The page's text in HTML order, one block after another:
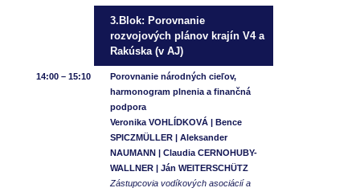
3.Blok: Porovnanie
rozvojových plánov krajín V4 a
Rakúska (v AJ)
14:00 – 15:10
Porovnanie národných cieľov,
harmonogram plnenia a finančná
podpora
Veronika VOHLÍDKOVÁ | Bence
SPICZMÜLLER | Aleksander
NAUMANN | Claudia CERNOHUBY-
WALLNER | Ján WEITERSCHÜTZ
Zástupcovia vodíkových asociácií a